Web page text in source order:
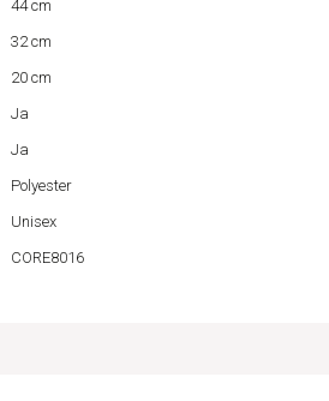
44 cm
32 cm
20 cm
Ja
Ja
Polyester
Unisex
CORE8016